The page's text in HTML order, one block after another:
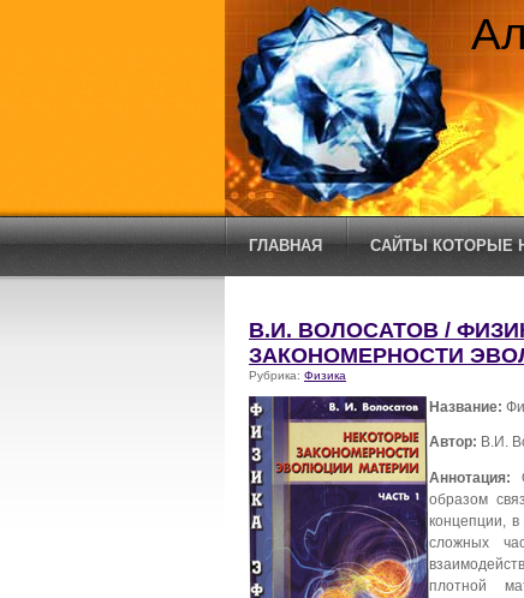
ГЛАВНАЯ САЙТЫ КОТОРЫЕ
В.И. ВОЛОСАТОВ /
ЗАКОНОМЕРНОСТИ
Рубрика: Физика
Название:
Автор: В.И.
Аннотация:
образом
концепции,
сложных
плотной